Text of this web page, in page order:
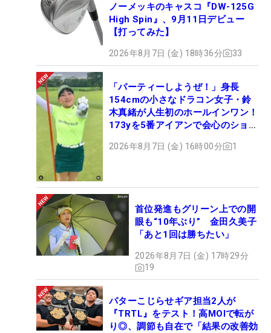
ノーメッキのキャスコ『DW-125G
High Spin』、9月11日デビュー
【打ってみた】
2026年8月7日 (金) 18時36分 33
「パーティーしようぜ！」身長
154cmの小さなドラコン女子・鈴
木真緒が人生初のホールインワン！
173yを5番アイアンで会心のショッ
2026年8月7日 (金) 16時00分 1
首位発進もグリーン上での開
眼も“10年ぶり” 金田久美子
「あと1回は勝ちたい」
2026年8月7日 (金) 17時29分
19
パターこじらせギア担当2人が
『TRTL』をテスト！高MOIで転が
り◎、調節も自在で「結果の改善効